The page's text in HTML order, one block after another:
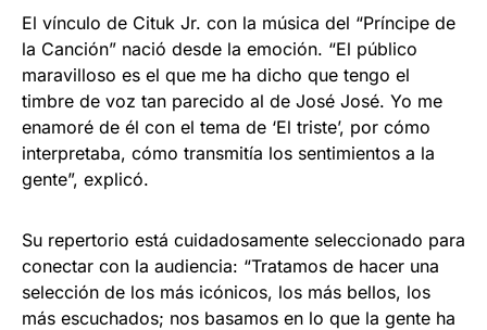
El vínculo de Cituk Jr. con la música del “Príncipe de
la Canción” nació desde la emoción. “El público
maravilloso es el que me ha dicho que tengo el
timbre de voz tan parecido al de José José. Yo me
enamoré de él con el tema de ‘El triste’, por cómo
interpretaba, cómo transmitía los sentimientos a la
gente”, explicó.
Su repertorio está cuidadosamente seleccionado para
conectar con la audiencia: “Tratamos de hacer una
selección de los más icónicos, los más bellos, los
más escuchados; nos basamos en lo que la gente ha